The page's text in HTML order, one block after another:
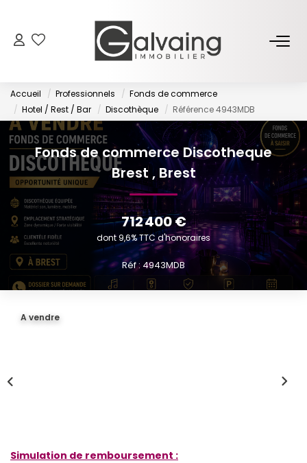
À Vendre
À Louer
PROGRAMMES NEUFS
ESTIMER
GESTION LOCATIVE
Accueil Professionnels
Fonds de commerce
Hotel / Rest / Bar
Discothèque Référence 4943MDB
Fonds de commerce Discotheque
Brest , Brest
712 400 €
dont 9,6% TTC d'honoraires
Réf : 4943MDB
A vendre
Simulation de remboursement :